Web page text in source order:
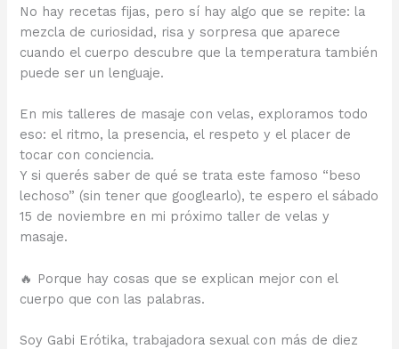
No hay recetas fijas, pero sí hay algo que se repite: la
mezcla de curiosidad, risa y sorpresa que aparece
cuando el cuerpo descubre que la temperatura también
puede ser un lenguaje.
En mis talleres de masaje con velas, exploramos todo
eso: el ritmo, la presencia, el respeto y el placer de
tocar con conciencia.
Y si querés saber de qué se trata este famoso “beso
lechoso” (sin tener que googlearlo), te espero el sábado
15 de noviembre en mi próximo taller de velas y
masaje.
🔥 Porque hay cosas que se explican mejor con el
cuerpo que con las palabras.
Soy Gabi Erótika, trabajadora sexual con más de diez